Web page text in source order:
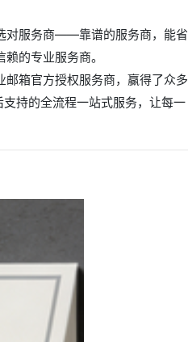
对服务商——靠谱的服务商，能省
的专业服务商。
箱官方授权服务商，赢得了众多
持的全流程一站式服务，让每一